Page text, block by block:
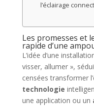
l’éclairage
Les promesses et
rapide d’une
L’idée d’une
visser, allumer »,
censées transformer
technologie
une application ou un